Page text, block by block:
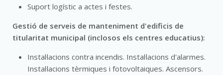
Suport logístic a actes i festes.
Gestió de serveis de manteniment d'edificis de
titularitat municipal (inclosos els centres educatius):
Instal·lacions contra incendis. Instal·lacions d'alarmes.
Instal·lacions tèrmiques i fotovoltaiques. Ascensors.